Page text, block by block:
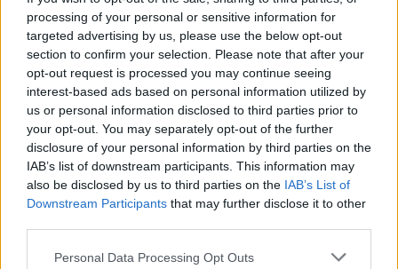
processing of your personal or sensitive information for
targeted advertising by us, please use the below opt-out
section to confirm your selection. Please note that after your
opt-out request is processed you may continue seeing
interest-based ads based on personal information utilized by
us or personal information disclosed to third parties prior to
your opt-out. You may separately opt-out of the further
disclosure of your personal information by third parties on the
IAB’s list of downstream participants. This information may
also be disclosed by us to third parties on the IAB’s List of
Downstream Participants that may further disclose it to other
Personal Data Processing Opt Outs
Θέλει να έχει λίγο χρόνο για να εξετάσει τις
λεπτομέρειες
Υπέρμαχος της μείωσης των δαπανών για την
αντιμετώπιση του πληθωρισμού, και όχι της
αύξησης του χρέους για τη στήριξη των
νοικοκυριών – μια πολιτική που προτίμησε η
Τρας— ο Σούνακ διατήρησε στη θέση του
υπουργού Οικονομικών τον Τζέρεμι Χαντ.
Κανονικά η κυβέρνηση θα έπρεπε να